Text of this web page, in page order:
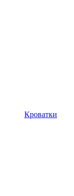
Кроватки